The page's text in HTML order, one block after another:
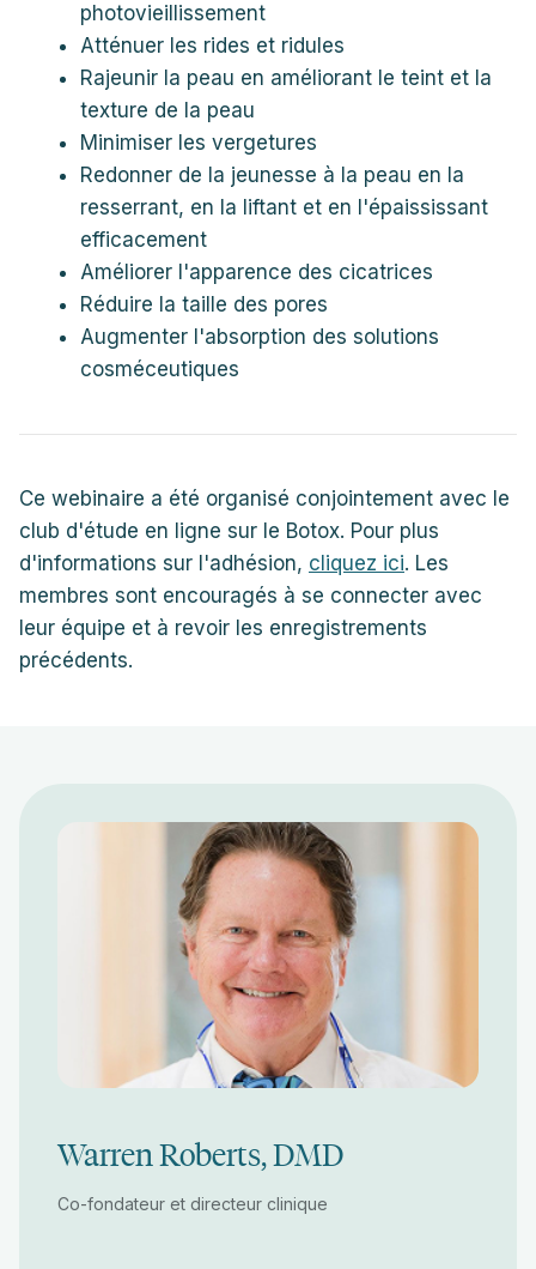
photovieillissement
Atténuer les rides et ridules
Rajeunir la peau en améliorant le teint et la
texture de la peau
Minimiser les vergetures
Redonner de la jeunesse à la peau en la
resserrant, en la liftant et en l'épaississant
efficacement
Améliorer l'apparence des cicatrices
Réduire la taille des pores
Augmenter l'absorption des solutions
cosméceutiques
Ce webinaire a été organisé conjointement avec le
club d'étude en ligne sur le Botox. Pour plus
d'informations sur l'adhésion, cliquez ici. Les
membres sont encouragés à se connecter avec
leur équipe et à revoir les enregistrements
précédents.
Warren Roberts, DMD
Co-fondateur et directeur clinique